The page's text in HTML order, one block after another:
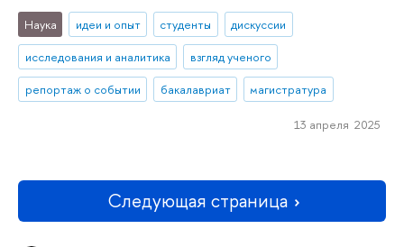
Наука идеи и опыт студенты
дискуссии
исследования и аналитика
взгляд ученого
репортаж о событии
бакалавриат магистратура
13 апреля 2025
Следующая страница